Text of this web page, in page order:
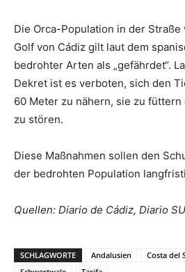
Die Orca-Population in der Straße
Golf von Cádiz gilt laut dem
bedrohter Arten als „gefährdet“.
Dekret ist es verboten, sich den
60 Meter zu nähern, sie zu
zu stören.
Diese Maßnahmen sollen den
der bedrohten Population
Quellen: Diario de Cádiz, Diario
SCHLAGWORTE Andalusien Costa del